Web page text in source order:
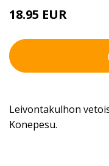
18.95 EUR
Leivontakulhon
Konepesu.